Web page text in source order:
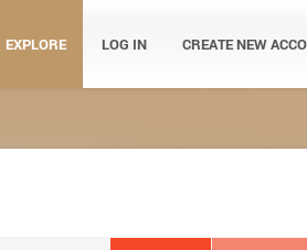
EXPLORE LOG IN CREATE NEW